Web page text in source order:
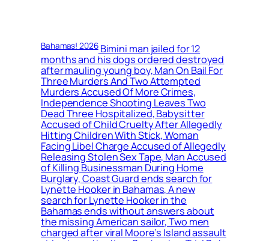
Bahamas! 2026Bimini man jailed for 12
months and his dogs ordered destroyed
after mauling young boy, Man On Bail For
Three Murders And Two Attempted
Murders Accused Of More Crimes,
Independence Shooting Leaves Two
Dead Three Hospitalized, Babysitter
Accused of Child Cruelty After Allegedly
Hitting Children With Stick, Woman
Facing Libel Charge Accused of Allegedly
Releasing Stolen Sex Tape, Man Accused
of Killing Businessman During Home
Burglary, Coast Guard ends search for
Lynette Hooker in Bahamas, A new
search for Lynette Hooker in the
Bahamas ends without answers about
the missing American sailor, Two men
charged after viral Moore’s Island assault